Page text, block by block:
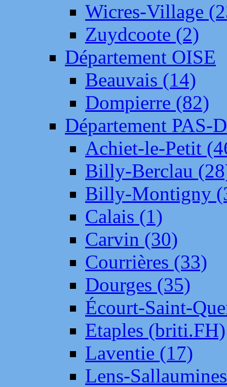
Wicres-Village
Zuydcoote (2)
Département OISE
Beauvais (14)
Dompierre (82)
Département PAS-
Achiet-le-Petit
Billy-Berclau
Billy-Montigny
Calais (1)
Carvin (30)
Courrières (33)
Dourges (35)
Écourt-Saint-
Etaples (briti.FH)
Laventie (17)
Lens-